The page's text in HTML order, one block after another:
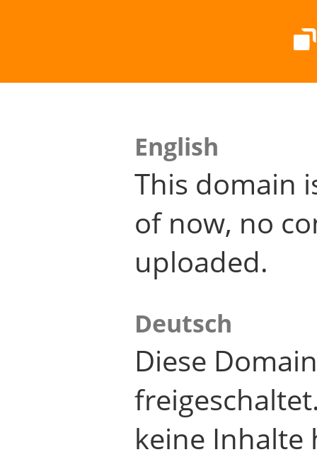
English
This domain
of now, no
uploaded.
Deutsch
Diese
keine Inhalte